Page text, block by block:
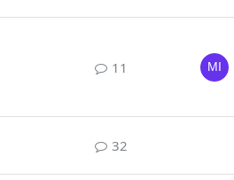
11
32